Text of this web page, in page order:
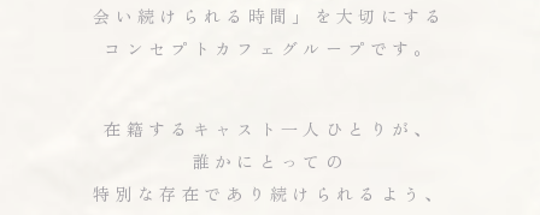
会い続けられる時間」を大切にする
コンセプトカフェグループです。
在籍するキャスト一人ひとりが、
誰かにとっての
特別な存在であり続けられるよう、